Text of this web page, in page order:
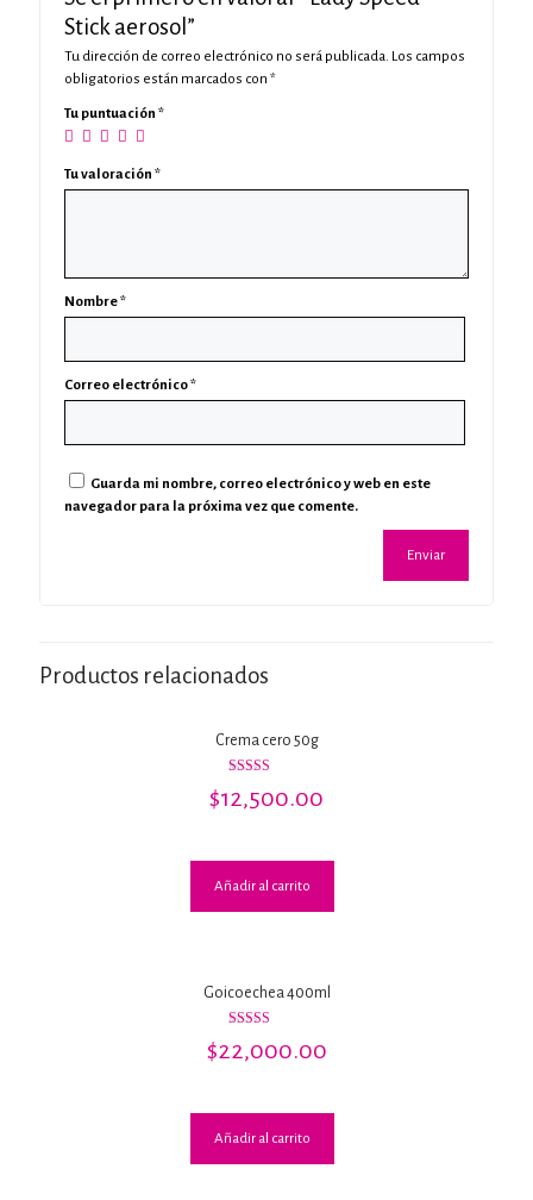
Stick aerosol”
Tu dirección de correo electrónico no será publicada. Los campos
obligatorios están marcados con *
Tu puntuación *
Tu valoración *
Nombre*
Correo electrónico*
Guarda mi nombre, correo electrónico y web en este
navegador para la próxima vez que comente.
Productos relacionados
Crema cero 50g
con
$12,500.00
Añadir al carrito
Goicoechea 400ml
5.00
$22,000.00
Añadir al carrito